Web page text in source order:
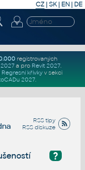
CZ | SK| EN | DE
registrovaných
a pro Revit 2027.
Regresní křivkyv sekci
2027.
RSS tipy
RSS diskuze
?